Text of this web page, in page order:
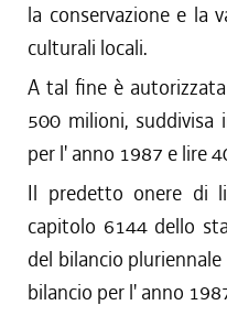
la conservazione e la
culturali locali.
A tal fine è
500 milioni,
per l' anno 1987 e lire
Il predetto onere di
capitolo 6144 dello
del bilancio
bilancio per l' anno